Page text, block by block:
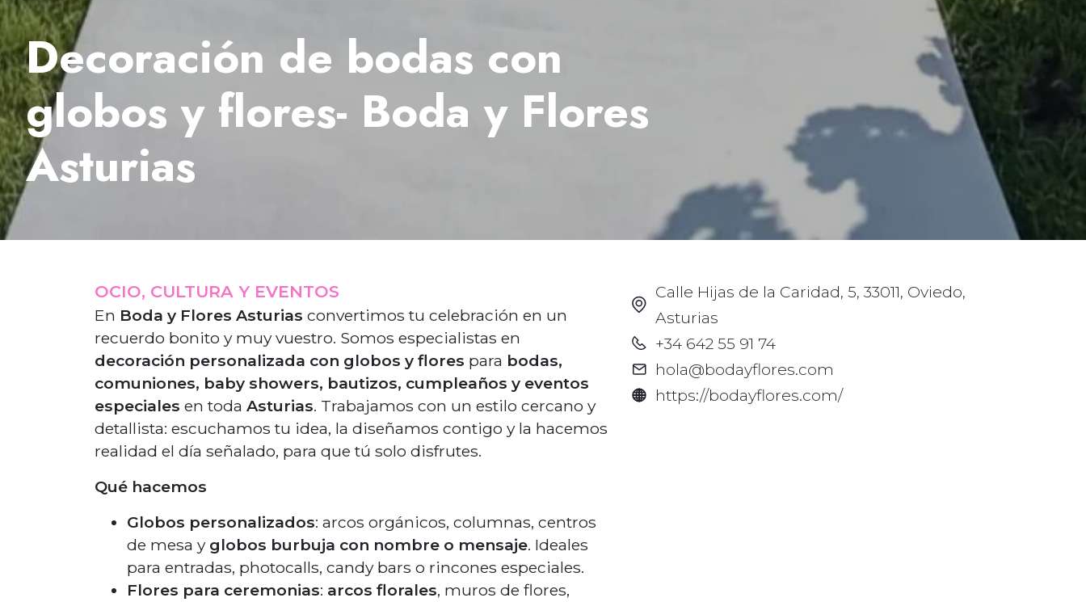
Decoración de bodas con
globos y flores- Boda y Flores
Asturias
OCIO, CULTURA Y EVENTOS
En Boda y Flores Asturias convertimos tu celebración en un
recuerdo bonito y muy vuestro. Somos especialistas en
decoración personalizada con globos y flores para bodas,
comuniones, baby showers, bautizos, cumpleaños y eventos
especiales en toda Asturias. Trabajamos con un estilo cercano y
detallista: escuchamos tu idea, la diseñamos contigo y la hacemos
realidad el día señalado, para que tú solo disfrutes.
Qué hacemos
Globos personalizados: arcos orgánicos, columnas, centros
de mesa y globos burbuja con nombre o mensaje. Ideales
para entradas, photocalls, candy bars o rincones especiales.
Flores para ceremonias: arcos florales, muros de flores,
Calle Hijas de la Caridad, 5, 33011, Oviedo,
Asturias
+34 642 55 91 74
hola@bodayflores.com
https://bodayflores.com/